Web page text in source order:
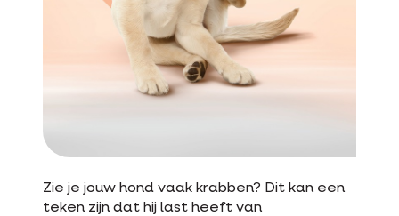
Zie je jouw hond vaak krabben? Dit kan een
teken zijn dat hij last heeft van